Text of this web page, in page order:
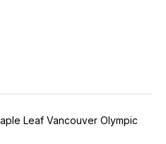
Leaf Vancouver Olympic